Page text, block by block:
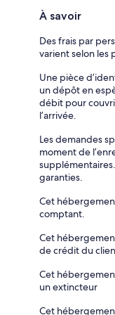
À savoir
Des frais par
varient selon les
Une pièce
un dépôt en
débit pour
l’arrivée.
Les demandes
moment de
garanties.
Cet
comptant.
Cet
de crédit du
Cet
un extincteur
Cet